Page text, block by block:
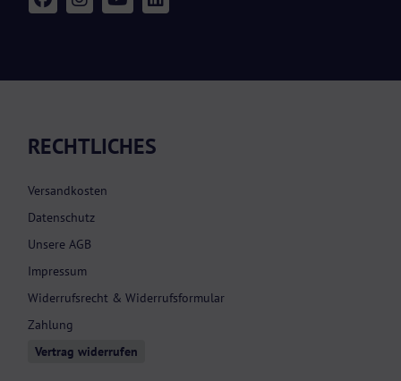
RECHTLICHES
Versandkosten
Datenschutz
Unsere AGB
Impressum
Widerrufsrecht & Widerrufsformular
Zahlung
Vertrag widerrufen